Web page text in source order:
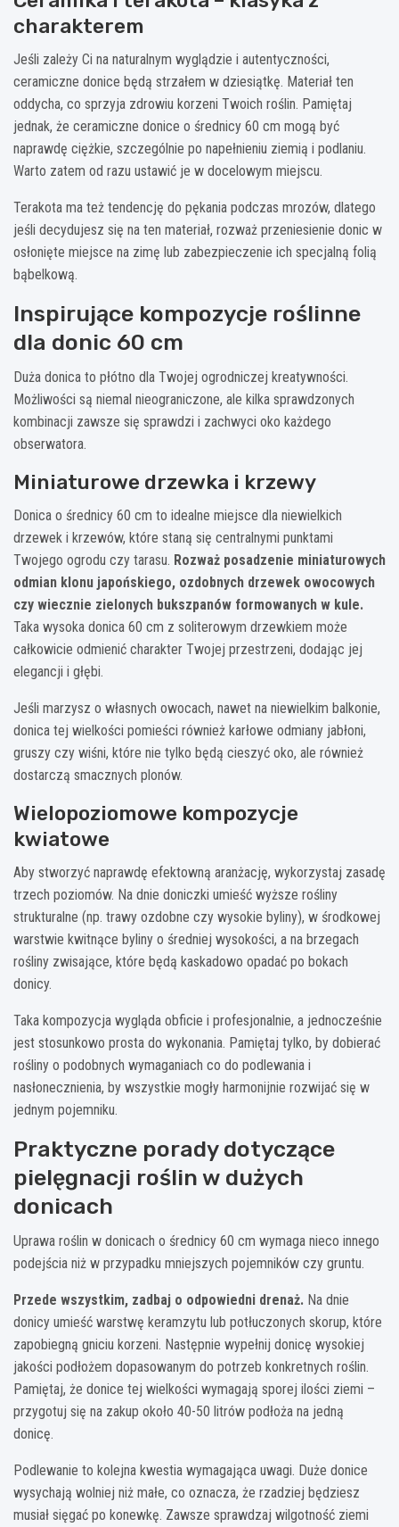
charakterem
Jeśli zależy Ci na naturalnym wyglądzie i autentyczności,
ceramiczne donice będą strzałem w dziesiątkę. Materiał ten
oddycha, co sprzyja zdrowiu korzeni Twoich roślin. Pamiętaj
jednak, że ceramiczne donice o średnicy 60 cm mogą być
naprawdę ciężkie, szczególnie po napełnieniu ziemią i podlaniu.
Warto zatem od razu ustawić je w docelowym miejscu.
Terakota ma też tendencję do pękania podczas mrozów, dlatego
jeśli decydujesz się na ten materiał, rozważ przeniesienie donic w
osłonięte miejsce na zimę lub zabezpieczenie ich specjalną folią
bąbelkową.
Inspirujące kompozycje roślinne
dla donic 60 cm
Duża donica to płótno dla Twojej ogrodniczej kreatywności.
Możliwości są niemal nieograniczone, ale kilka sprawdzonych
kombinacji zawsze się sprawdzi i zachwyci oko każdego
obserwatora.
Miniaturowe drzewka i krzewy
Donica o średnicy 60 cm to idealne miejsce dla niewielkich
drzewek i krzewów, które staną się centralnymi punktami
Twojego ogrodu czy tarasu. Rozważ posadzenie miniaturowych
odmian klonu japońskiego, ozdobnych drzewek owocowych
czy wiecznie zielonych bukszpanów formowanych w kule.
Taka wysoka donica 60 cm z soliterowym drzewkiem może
całkowicie odmienić charakter Twojej przestrzeni, dodając jej
elegancji i głębi.
Jeśli marzysz o własnych owocach, nawet na niewielkim balkonie,
donica tej wielkości pomieści również karłowe odmiany jabłoni,
gruszy czy wiśni, które nie tylko będą cieszyć oko, ale również
dostarczą smacznych plonów.
Wielopoziomowe kompozycje
kwiatowe
Aby stworzyć naprawdę efektowną aranżację, wykorzystaj zasadę
trzech poziomów. Na dnie doniczki umieść wyższe rośliny
strukturalne (np. trawy ozdobne czy wysokie byliny), w środkowej
warstwie kwitnące byliny o średniej wysokości, a na brzegach
rośliny zwisające, które będą kaskadowo opadać po bokach
donicy.
Taka kompozycja wygląda obficie i profesjonalnie, a jednocześnie
jest stosunkowo prosta do wykonania. Pamiętaj tylko, by dobierać
rośliny o podobnych wymaganiach co do podlewania i
nasłonecznienia, by wszystkie mogły harmonijnie rozwijać się w
jednym pojemniku.
Praktyczne porady dotyczące
pielęgnacji roślin w dużych
donicach
Uprawa roślin w donicach o średnicy 60 cm wymaga nieco innego
podejścia niż w przypadku mniejszych pojemników czy gruntu.
Przede wszystkim, zadbaj o odpowiedni drenaż. Na dnie
donicy umieść warstwę keramzytu lub potłuczonych skorup, które
zapobiegną gniciu korzeni. Następnie wypełnij donicę wysokiej
jakości podłożem dopasowanym do potrzeb konkretnych roślin.
Pamiętaj, że donice tej wielkości wymagają sporej ilości ziemi –
przygotuj się na zakup około 40-50 litrów podłoża na jedną
donicę.
Podlewanie to kolejna kwestia wymagająca uwagi. Duże donice
wysychają wolniej niż małe, co oznacza, że rzadziej będziesz
musiał sięgać po konewkę. Zawsze sprawdzaj wilgotność ziemi